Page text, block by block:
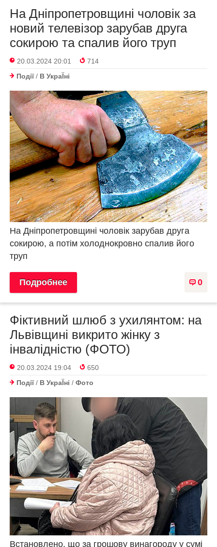
На Дніпропетровщині чоловік за
новий телевізор зарубав друга
сокирою та спалив його труп
20.03.2024 20:01
714
Події/ В УкраЇнi
На Дніпропетровщині чоловік зарубав друга
сокирою, а потім холоднокровно спалив його
труп
0
Подробнее
Фіктивний шлюб з ухилянтом: на
Львівщині викрито жінку з
інвалідністю (ФОТО)
20.03.2024 19:04
650
Події/ В УкраЇнi / Фото
Встановлено, що за грошову винагороду у сумі